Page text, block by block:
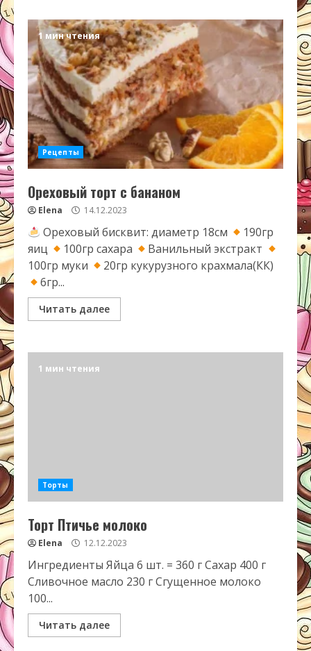
1 мин чтения
Рецепты
Ореховый торт с бананом
Elena 14.12.2023
Ореховый бисквит: диаметр 18см
190гр
яиц
100гр сахара
Ванильный экстракт
100гр муки
20гр кукурузного крахмала(КК)
6гр...
Читать далее
1 мин чтения
Торты
Торт Птичье молоко
Elena 12.12.2023
Ингредиенты Яйца 6 шт. = 360 г Сахар 400 г
Сливочное масло 230 г Сгущенное молоко
100...
Читать далее